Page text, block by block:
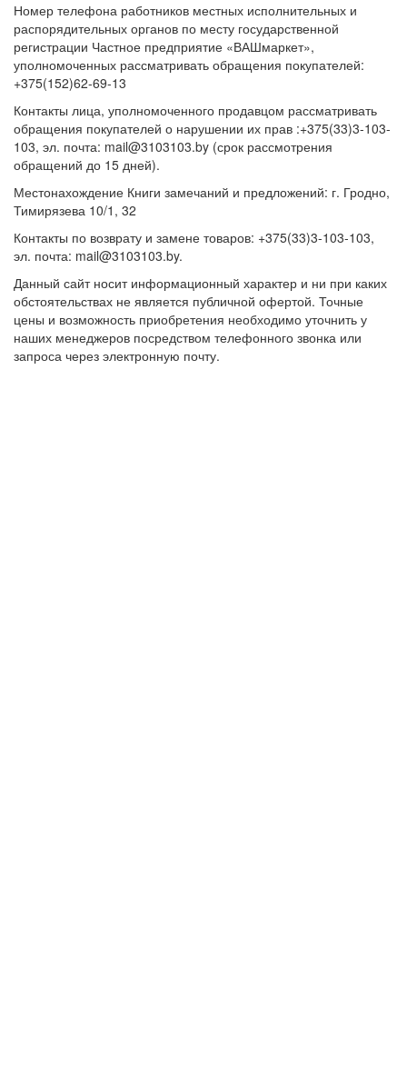
Номер телефона работников местных исполнительных и
распорядительных органов по месту государственной
регистрации Частное предприятие «ВАШмаркет»,
уполномоченных рассматривать обращения покупателей:
+375(152)62-69-13
Контакты лица, уполномоченного продавцом рассматривать
обращения покупателей о нарушении их прав :+375(33)3-103-
103, эл. почта: mail@3103103.by (срок рассмотрения
обращений до 15 дней).
Местонахождение Книги замечаний и предложений: г. Гродно,
Тимирязева 10/1, 32
Контакты по возврату и замене товаров: +375(33)3-103-103,
эл. почта: mail@3103103.by.
Данный сайт носит информационный характер и ни при каких
обстоятельствах не является публичной офертой. Точные
цены и возможность приобретения необходимо уточнить у
наших менеджеров посредством телефонного звонка или
запроса через электронную почту.